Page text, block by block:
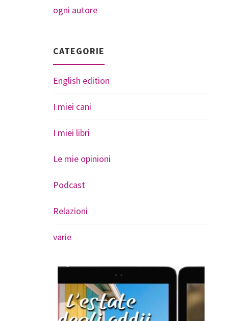
ogni autore
CATEGORIE
English edition
I miei cani
I miei libri
Le mie opinioni
Podcast
Relazioni
varie